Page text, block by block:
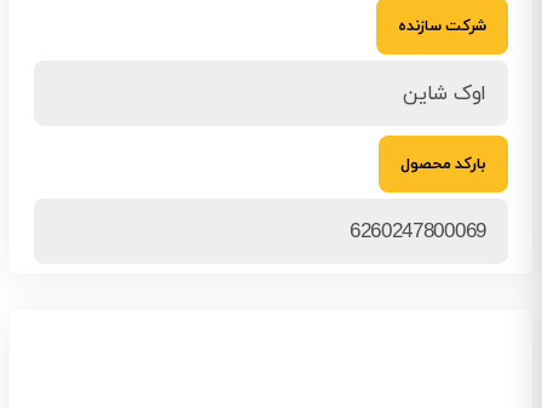
شرکت سازنده
اوک شاین
بارکد محصول
6260247800069